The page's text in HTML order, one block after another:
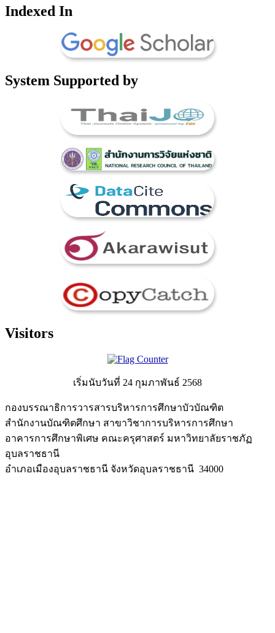
Indexed In
System Supported by
Visitors
เริ่มนับวันที่ 24 กุมภาพันธ์ 2568
กองบรรณาธิการวารสารบริหารการศึกษาบัวบัณฑิต
สำนักงานบัณฑิตศึกษา สาขาวิชาการบริหารการศึกษา
อาคารการศึกษาพิเศษ คณะครุศาสตร์ มหาวิทยาลัยราชภัฏ
อุบลราชธานี
อำเภอเมืองอุบลราชธานี จังหวัดอุบลราชธานี 34000